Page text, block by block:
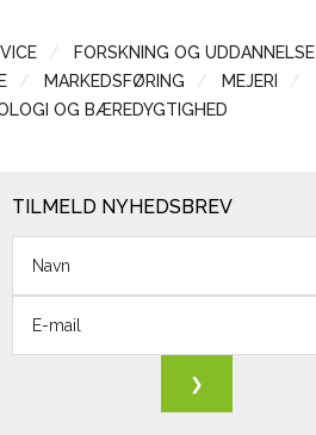
FORSKNING OG UDDANNELSE
MARKEDSFØRING
MEJERI
OG BÆREDYGTIGHED
TILMELD NYHEDSBREV